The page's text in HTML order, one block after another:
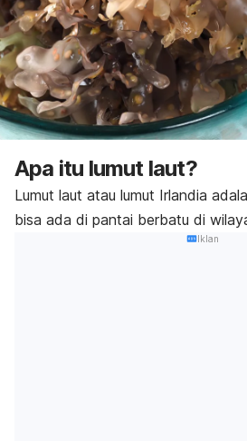
Apa itu lumut laut?
Lumut laut atau lumut Irlandia
bisa ada di pantai berbatu di
Iklan